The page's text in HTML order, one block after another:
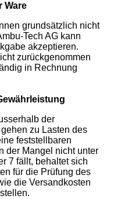
Ware
grundsätzlich nicht
Tech AG kann
akzeptieren.
zurückgenommen
in Rechnung
der
zu Lasten des
feststellbaren
der Mangel nicht unter
7 fällt, behaltet sich
für die Prüfung des
die Versandkosten